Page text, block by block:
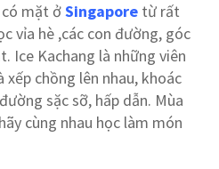
mặt ởSingapore từ rất
vỉa hè ,các con đường, góc
Ice Kachang là những viên
chồng lên nhau, khoác
sặc sỡ, hấp dẫn. Mùa
cùng nhau học làm món